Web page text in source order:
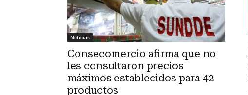
Noticias
Consecomercio afirma que no
les consultaron precios
máximos establecidos para 42
productos